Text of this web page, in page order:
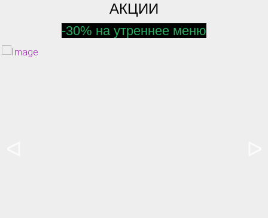
АКЦИИ
-30% на утреннее меню